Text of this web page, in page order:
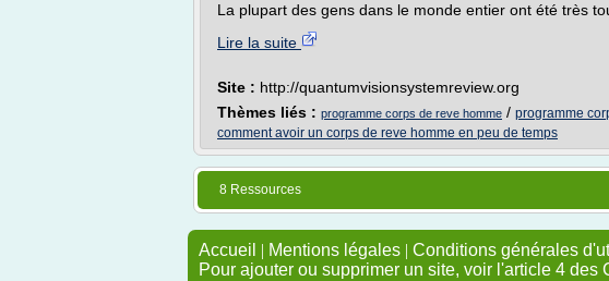
La plupart des gens dans le monde entier ont été très
Lire la suite
Site : http://quantumvisionsystemreview.org
Thèmes liés : programme corps de reve homme / programme
comment avoir un corps de reve homme en peu de temps
8 Ressources
Accueil | Mentions légales | Conditions générales
Pour ajouter ou supprimer un site, voir l'article 4 des